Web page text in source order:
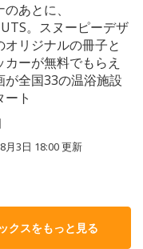
あとに、
。スヌーピーデザ
オリジナルの冊子と
カーが無料でもらえ
が全国33の温浴施設
ート
月3日 18:00更新
クスをもっと見る